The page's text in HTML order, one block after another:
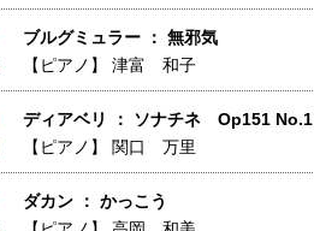
ブルグミュラー ： 無邪気
【ピアノ】津富 和子
ディアベリ ： ソナチネ Op151 No.1
【ピアノ】 関口 万里
ダカン ： かっこう